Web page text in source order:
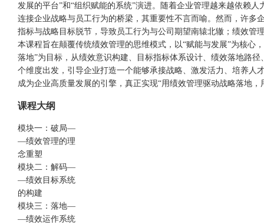
发展的平台”和“组织赋能的系统”演进。随着企业管理越来越依赖
连接企业战略与员工行为的桥梁，其重要性不言而喻。然而，许多
指标与战略目标脱节，导致员工行为与公司期望南辕北辙；绩效管
本课程旨在颠覆传统绩效管理的思维模式，以“赋能与发展”为核心
落地”为目标，从绩效意识构建、目标指标体系设计、绩效落地路
个维度出发，引导企业打造一个能够承接战略、激发活力、培养人
成为企业高质量发展的引擎，真正实现“用绩效管理驱动战略落地
课程大纲
模块一：破局—
—绩效管理的理
念重塑
模块二：解码—
—绩效目标系统
的构建
模块三：落地—
—绩效运作系统